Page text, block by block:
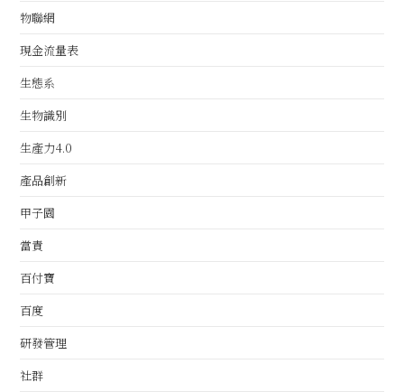
物聯網
現金流量表
生態系
生物識別
生產力4.0
產品創新
甲子園
當責
百付寶
百度
研發管理
社群